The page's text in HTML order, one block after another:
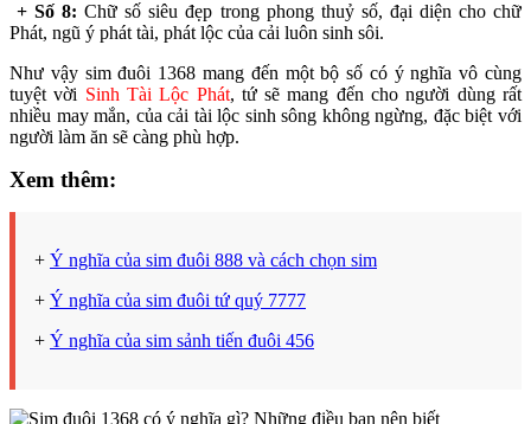
+ Số 8: Chữ số siêu đẹp trong phong thuỷ số, đại diện cho chữ
Phát, ngũ ý phát tài, phát lộc của cải luôn sinh sôi.
Như vậy sim đuôi 1368 mang đến một bộ số có ý nghĩa vô cùng
tuyệt vời Sinh Tài Lộc Phát, tứ sẽ mang đến cho người dùng rất
nhiều may mắn, của cải tài lộc sinh sông không ngừng, đặc biệt với
người làm ăn sẽ càng phù hợp.
Xem thêm:
+ Ý nghĩa của sim đuôi 888 và cách chọn sim
+ Ý nghĩa của sim đuôi tứ quý 7777
+ Ý nghĩa của sim sảnh tiến đuôi 456